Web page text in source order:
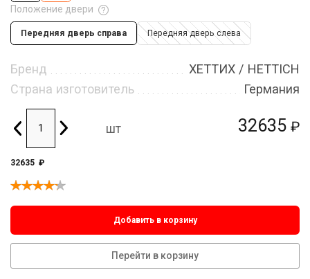
32635 ₽
Положение двери
Передняя дверь справа Передняя дверь слева
Бренд
ХЕТТИХ / HETTICH
Страна изготовитель
Германия
шт
32635 ₽
Добавить в корзину
Перейти в корзину